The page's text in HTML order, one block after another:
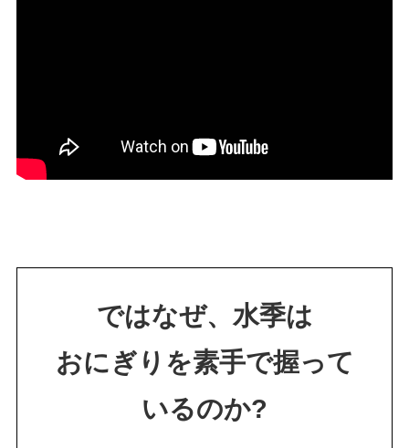
ではなぜ、水季は
おにぎりを素手で握って
いるのか?